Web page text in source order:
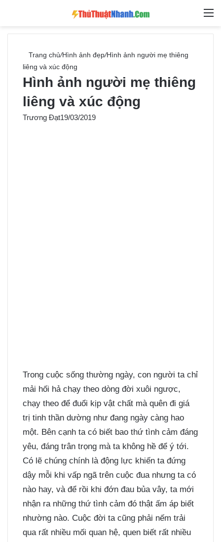
Tìm
Trang chủ/Hình ảnh đẹp/Hình ảnh người mẹ thiêng
liêng và xúc động
Hình ảnh người mẹ thiêng
liêng và xúc động
Trương Đạt19/03/2019
Trong cuộc sống thường ngày, con người ta chỉ
mải hối hả chạy theo dòng đời xuôi ngược,
chạy theo để đuổi kịp vật chất mà quên đi giá
trị tinh thần dường như đang ngày càng hao
một. Bên cạnh ta có biết bao thứ tình cảm đáng
yêu, đáng trân trọng mà ta không hề để ý tới.
Có lẽ chúng chính là động lực khiến ta đứng
dậy mỗi khi vấp ngã trên cuộc đua nhưng ta có
nào hay, và để rồi khi đớn đau bủa vây, ta mới
nhận ra những thứ tình cảm đó thật ấm áp biết
nhường nào. Cuộc đời ta cũng phải nếm trải
qua rất nhiều mối quan hệ, quen biết rất nhiều